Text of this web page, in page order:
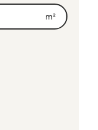
m²